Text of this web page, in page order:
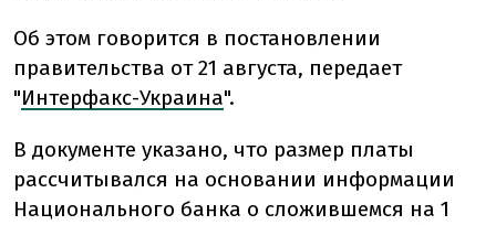
Об этом говорится в постановлении
правительства от 21 августа, передает
"Интерфакс-Украина".
В документе указано, что размер платы
рассчитывался на основании информации
Национального банка о сложившемся на 1